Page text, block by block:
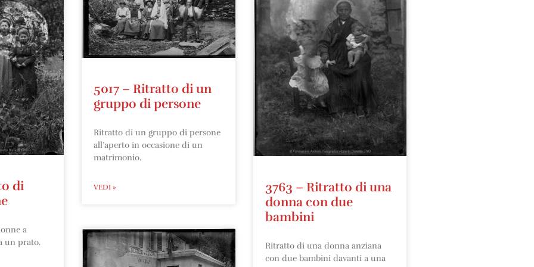
di
a
un prato.
5017 – Ritratto di un
gruppo di persone
Ritratto di un gruppo di persone
all’aperto in occasione di un
matrimonio.
VEDI »
3763 – Ritratto di una
donna con due
bambini
Ritratto di una donna anziana
con due bambini davanti a una